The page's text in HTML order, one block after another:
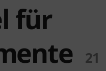
für
21